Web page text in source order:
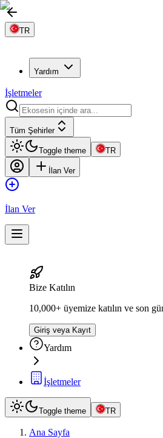
TR
Yardım
İşletmeler
Tüm Şehirler
Toggle theme TR
İlan Ver
İlan Ver
Bize Katılın
10,000+ üyemize katılın ve son
Giriş veya Kayıt
Yardım
İşletmeler
Toggle theme TR
Ana Sayfa